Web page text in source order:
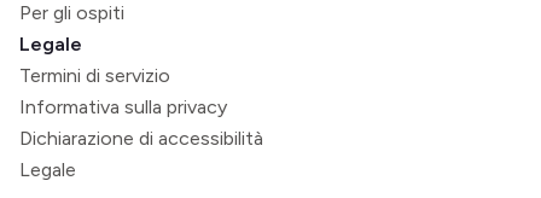
Per gli ospiti
Legale
Termini di servizio
Informativa sulla privacy
Dichiarazione di accessibilità
Legale